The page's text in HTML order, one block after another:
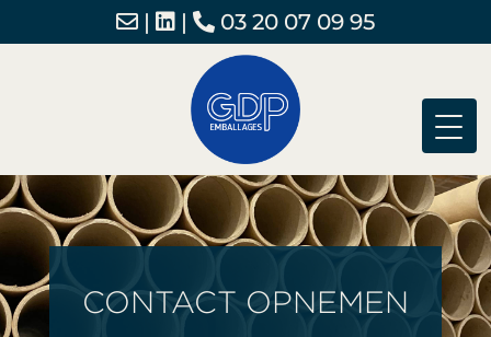
| | 03 20 07 09 95
CONTACT OPNEMEN